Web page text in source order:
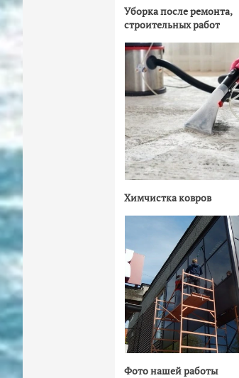
Уборка после ремонта,
строительных работ
Химчистка ковров
Фото нашей работы